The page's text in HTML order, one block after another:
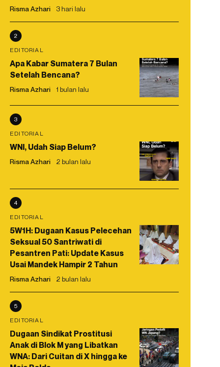
Risma Azhari 3 hari lalu
2
EDITORIAL
Apa Kabar Sumatera 7 Bulan
Setelah Bencana?
Risma Azhari 1 bulan lalu
3
EDITORIAL
WNI, Udah Siap Belum?
Risma Azhari 2 bulan lalu
4
EDITORIAL
5W1H: Dugaan Kasus Pelecehan
Seksual 50 Santriwati di
Pesantren Pati: Update Kasus
Usai Mandek Hampir 2 Tahun
Risma Azhari 2 bulan lalu
5
EDITORIAL
Dugaan Sindikat Prostitusi
Anak di Blok M yang Libatkan
WNA: Dari Cuitan di X hingga ke